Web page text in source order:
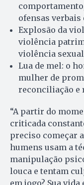
ofensas
Explosão da
violência
violência
Lua de mel: o
mulher de
reconciliação e
“A partir do
criticada
preciso começar
humens usam a
manipulação
louca e tentam